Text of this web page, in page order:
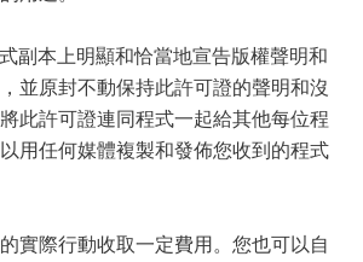
副本上明顯和恰當地宣告版權聲明和
並原封不動保持此許可證的聲明和沒
此許可證連同程式一起給其他每位程
用任何媒體複製和發佈您收到的程式
實際行動收取一定費用。您也可以自